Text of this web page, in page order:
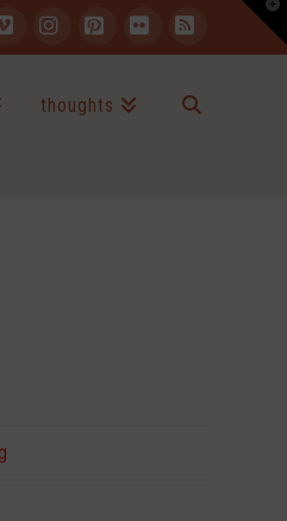
VimeoInstagramPinterest
FlickrRSS
thoughts